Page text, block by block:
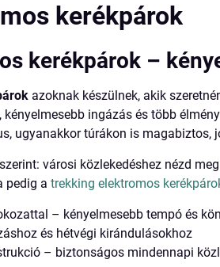
kerékpárok
kerékpárok –
azoknak készülnek, akik
ingázás és több
ugyanakkor túrákon is magabiztos,
városi közlekedéshez nézd
pedig atrekking elektromos
– kényelmesebb tempó és
és hétvégi kirándulásokhoz
– biztonságos mindennapi